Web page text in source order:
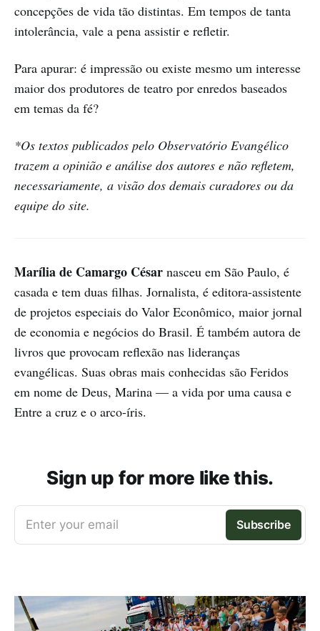
concepções de vida tão distintas. Em tempos de tanta
intolerância, vale a pena assistir e refletir.
Para apurar: é impressão ou existe mesmo um interesse
maior dos produtores de teatro por enredos baseados
em temas da fé?
*Os textos publicados pelo Observatório Evangélico
trazem a opinião e análise dos autores e não refletem,
necessariamente, a visão dos demais curadores ou da
equipe do site.
Marília de Camargo César nasceu em São Paulo, é
casada e tem duas filhas. Jornalista, é editora-assistente
de projetos especiais do Valor Econômico, maior jornal
de economia e negócios do Brasil. É também autora de
livros que provocam reflexão nas lideranças
evangélicas. Suas obras mais conhecidas são Feridos
em nome de Deus, Marina — a vida por uma causa e
Entre a cruz e o arco-íris.
Sign up for more like this.
Enter your email Subscribe